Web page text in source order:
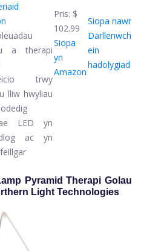
a therapi
trwy
lliw hwyliau
LED yn
ac yn
Pris: $
102.99
Siopa
yn
Amazon
Siopa nawr
Darllenwch
ein
hadolygiad
Pyramid Therapi Golau
Light Technologies